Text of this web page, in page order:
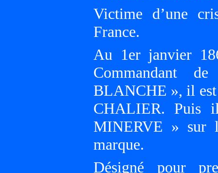
Victime d’une
France.
Au 1er janvier
Commandant
BLANCHE », il
CHALIER. Puis
MINERVE » sur
marque.
Désigné pour